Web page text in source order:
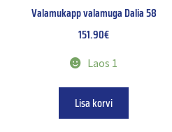
Valamukapp valamuga Dalia 58
151.90€
Laos 1
Lisa korvi